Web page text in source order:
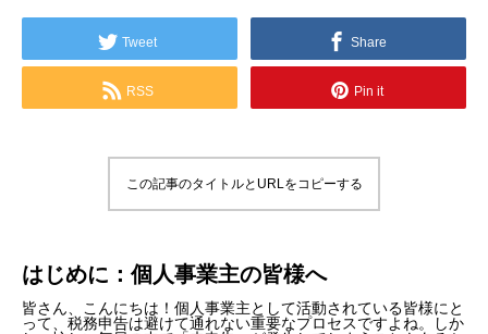
Tweet Share
RSS Pin it
この記事のタイトルとURLをコピーする
はじめに：個人事業主の皆様へ
皆さん、こんにちは！個人事業主として活動されている皆様にと
って、税務申告は避けて通れない重要なプロセスですよね。しか